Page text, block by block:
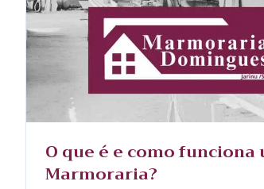
O que é e como funciona
Marmoraria?